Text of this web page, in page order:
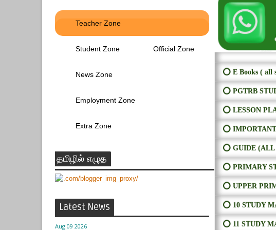
Teacher Zone
Student Zone Official Zone
News Zone
Employment Zone
Extra Zone
தமிழில் எழுத
Latest News
Aug 09 2026
⭕ E Books ( all
⭕ PGTRB
⭕ LESSON
⭕
⭕ GUIDE (ALL
⭕ PRIMARY
⭕ UPPER
⭕ 10 STUDY
⭕ 11 STUDY